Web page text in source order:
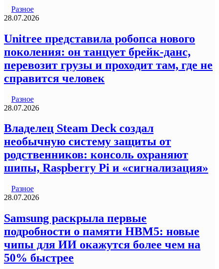
Разное
28.07.2026
Unitree представила робопса нового
поколения: он танцует брейк-данс,
перевозит грузы и проходит там, где не
справится человек
Разное
28.07.2026
Владелец Steam Deck создал
необычную систему защиты от
родственников: консоль охраняют
шипы, Raspberry Pi и «сигнализация»
Разное
28.07.2026
Samsung раскрыла первые
подробности о памяти HBM5: новые
чипы для ИИ окажутся более чем на
50% быстрее